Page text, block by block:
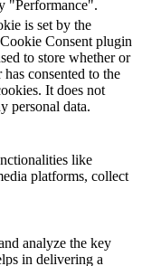
"Performance".
is set by the
Consent plugin
to store whether or
has consented to the
It does not
personal data.
like
platforms, collect
analyze the key
in delivering a